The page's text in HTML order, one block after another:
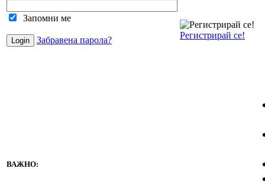
Запомни ме
Забравена парола? Регистрирай се!
ВАЖНО: